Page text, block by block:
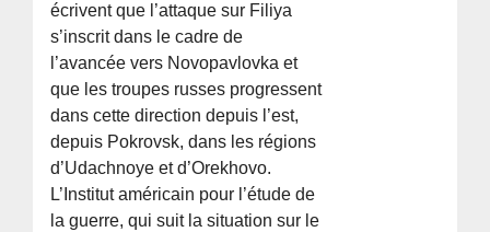
écrivent que l’attaque sur Filiya
s’inscrit dans le cadre de
l’avancée vers Novopavlovka et
que les troupes russes progressent
dans cette direction depuis l’est,
depuis Pokrovsk, dans les régions
d’Udachnoye et d’Orekhovo.
L’Institut américain pour l’étude de
la guerre, qui suit la situation sur le